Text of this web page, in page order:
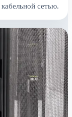
кабельной сетью.